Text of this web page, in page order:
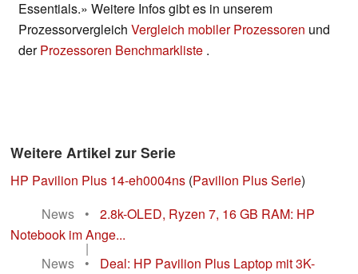
Essentials.» Weitere Infos gibt es in unserem
Prozessorvergleich Vergleich mobiler Prozessoren und
derProzessoren Benchmarkliste .
Weitere Artikel zur Serie
HP Pavilion Plus 14-eh0004ns (Pavilion Plus Serie)
News
•
2.8k-OLED, Ryzen 7, 16 GB RAM: HP
Notebook im Ange...
|
News
•
Deal: HP Pavilion Plus Laptop mit 3K-